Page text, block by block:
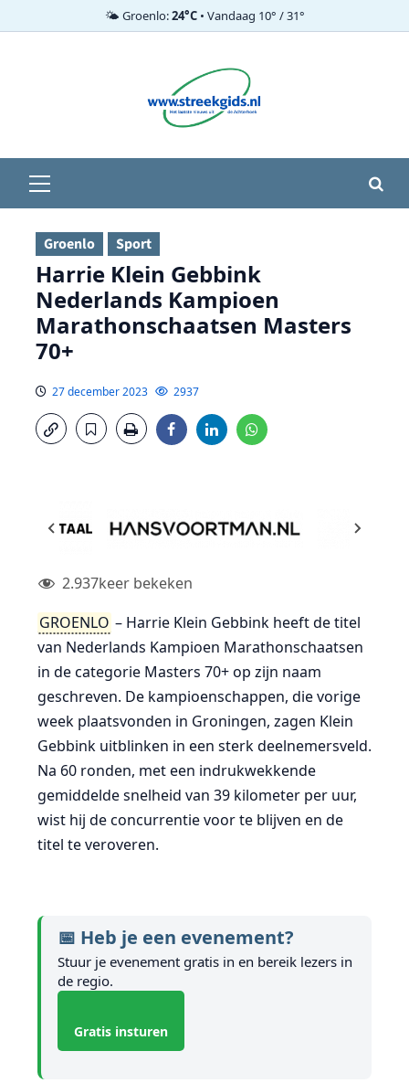
🌤️ Groenlo:24°C• Vandaag 10° / 31°
menu
Groenlo Sport
Harrie Klein Gebbink
Nederlands Kampioen
Marathonschaatsen Masters
70+
27 december 2023 2937
2.937keer bekeken
GROENLO – Harrie Klein Gebbink heeft de titel
van Nederlands Kampioen Marathonschaatsen
in de categorie Masters 70+ op zijn naam
geschreven. De kampioenschappen, die vorige
week plaatsvonden in Groningen, zagen Klein
Gebbink uitblinken in een sterk deelnemersveld.
Na 60 ronden, met een indrukwekkende
gemiddelde snelheid van 39 kilometer per uur,
wist hij de concurrentie voor te blijven en de
titel te veroveren.
📅 Heb je een evenement?
Stuur je evenement gratis in en bereik lezers in
de regio.
Gratis insturen